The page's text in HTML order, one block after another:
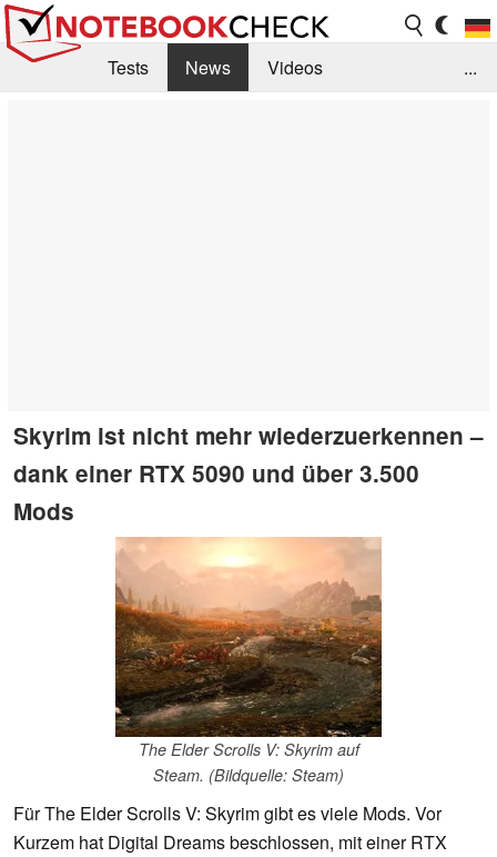
Tests News
Videos
...
Skyrim ist nicht mehr wiederzuerkennen –
dank einer RTX 5090 und über 3.500
Mods
The Elder Scrolls V: Skyrim auf
Steam. (Bildquelle: Steam)
Für The Elder Scrolls V: Skyrim gibt es viele Mods. Vor
Kurzem hat Digital Dreams beschlossen, mit einer RTX